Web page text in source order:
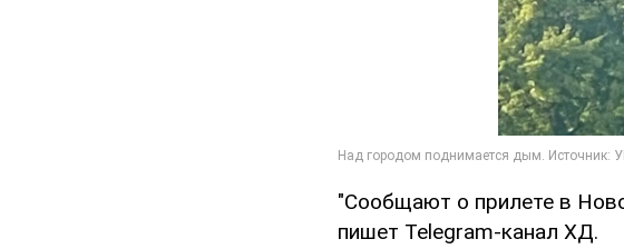
"Сообщают о прилете в
пишет Telegram-канал ХД.